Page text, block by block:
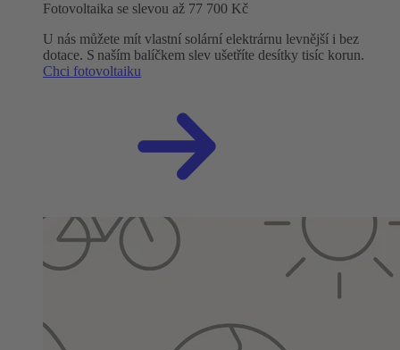
Fotovoltaika se slevou až 77 700 Kč
U nás můžete mít vlastní solární elektrárnu levnější i bez
dotace. S naším balíčkem slev ušetříte desítky tisíc korun.
Chci fotovoltaiku